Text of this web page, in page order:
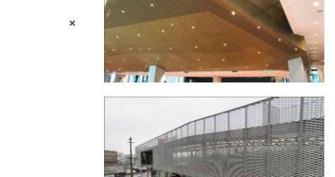
ONDERWIJS- EN CULTUURCOMPLEX AMARE IN